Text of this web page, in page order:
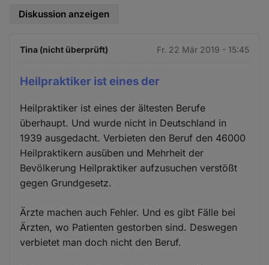
Diskussion anzeigen
Tina (nicht überprüft) Fr. 22 Mär 2019 - 15:45
Heilpraktiker ist eines der
Heilpraktiker ist eines der ältesten Berufe
überhaupt. Und wurde nicht in Deutschland in
1939 ausgedacht. Verbieten den Beruf den 46000
Heilpraktikern ausüben und Mehrheit der
Bevölkerung Heilpraktiker aufzusuchen verstößt
gegen Grundgesetz.
Ärzte machen auch Fehler. Und es gibt Fälle bei
Ärzten, wo Patienten gestorben sind. Deswegen
verbietet man doch nicht den Beruf.